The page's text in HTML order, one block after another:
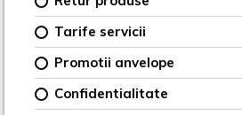
Tarife servicii
Promotii anvelope
Confidentialitate